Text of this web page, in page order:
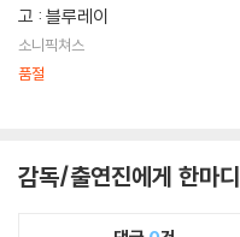
고 : 블루레이
소니픽쳐스
품절
감독/출연진에게 한마디